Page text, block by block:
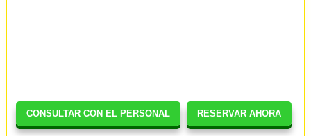
CONSULTAR CON EL PERSONAL RESERVAR AHORA